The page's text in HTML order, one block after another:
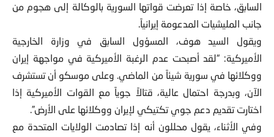
السابق، خاصة إذا تعرضت قواتها السورية بالوكالة إلى هجوم من
جانب المليشيات المدعومة إيرانياً.
ويقول السيد هوف، المسؤول السابق في وزارة الخارجية
الأميركية: “لقد أصبحت عدم الرغبة الأميركية في مواجهة إيران
ووكلائها في سورية شيئاً من الماضي. وعلى موسكو أن تستشرف
الآن، وبدرجة احتمال عالية، قتالاً جوياً مع القوات الأميركية إذا
اختارت تقديم دعم جوي تكتيكي لإيران ووكلائها على الأرض”.
وفي الأثناء، يقول محللون أنه إذا تصادمت الولايات المتحدة مع